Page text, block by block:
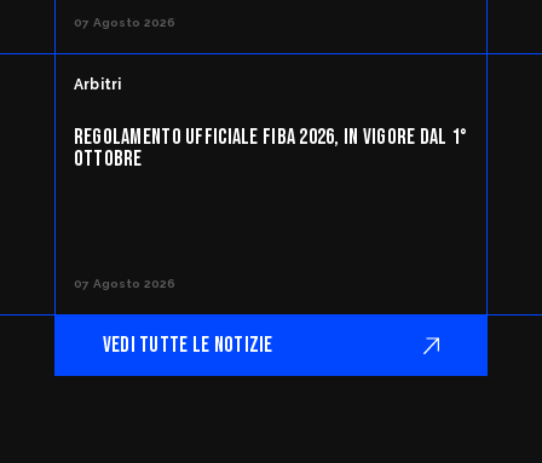
07 Agosto 2026
Arbitri
REGOLAMENTO UFFICIALE FIBA 2026, IN VIGORE DAL 1°
OTTOBRE
07 Agosto 2026
VEDI TUTTE LE NOTIZIE